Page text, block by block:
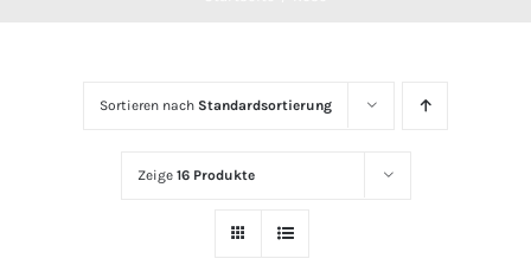
Sortieren nach Standardsortierung
Zeige 16 Produkte